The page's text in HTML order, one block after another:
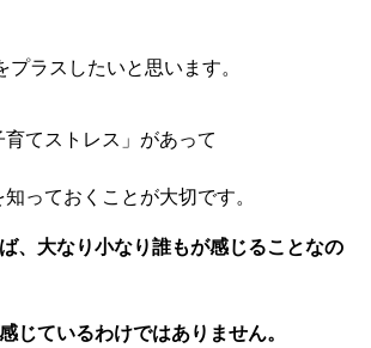
プラスしたいと思います。
育てストレス」があって
っておくことが大切です。
、大なり小なり誰もが感じることなの
じているわけではありません。